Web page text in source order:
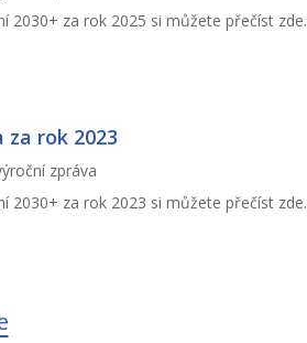
2030+ za rok 2025 si můžete přečíst zde.
za rok 2023
zpráva
2030+ za rok 2023 si můžete přečíst zde.